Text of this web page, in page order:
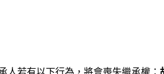
人若有以下行為，將會喪失繼承權：